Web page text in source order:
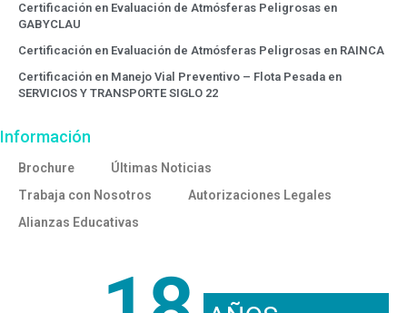
Certificación en Evaluación de Atmósferas Peligrosas en
GABYCLAU
Certificación en Evaluación de Atmósferas Peligrosas en RAINCA
Certificación en Manejo Vial Preventivo – Flota Pesada en
SERVICIOS Y TRANSPORTE SIGLO 22
Información
Brochure
Últimas Noticias
Trabaja con Nosotros
Autorizaciones Legales
Alianzas Educativas